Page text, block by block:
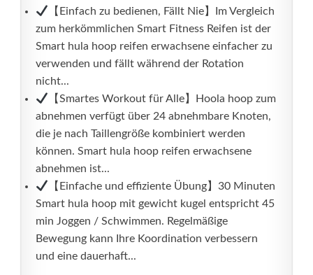
【Einfach zu bedienen, Fällt Nie】Im Vergleich
zum herkömmlichen Smart Fitness Reifen ist der
Smart hula hoop reifen erwachsene einfacher zu
verwenden und fällt während der Rotation
nicht...
【Smartes Workout für Alle】Hoola hoop zum
abnehmen verfügt über 24 abnehmbare Knoten,
die je nach Taillengröße kombiniert werden
können. Smart hula hoop reifen erwachsene
abnehmen ist...
【Einfache und effiziente Übung】30 Minuten
Smart hula hoop mit gewicht kugel entspricht 45
min Joggen / Schwimmen. Regelmäßige
Bewegung kann Ihre Koordination verbessern
und eine dauerhaft...